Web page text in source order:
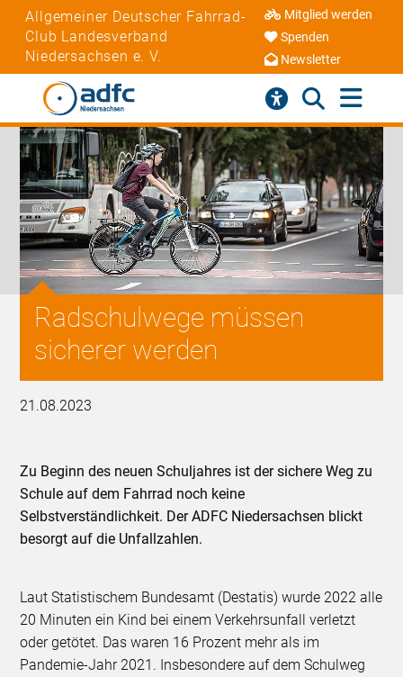
Allgemeiner Deutscher Fahrrad-
Club Landesverband
Niedersachsen e. V.
Mitglied werden
Spenden
Newsletter
Radschulwege müssen
sicherer werden
21.08.2023
Zu Beginn des neuen Schuljahres ist der sichere Weg zu
Schule auf dem Fahrrad noch keine
Selbstverständlichkeit. Der ADFC Niedersachsen blickt
besorgt auf die Unfallzahlen.
Laut Statistischem Bundesamt (Destatis) wurde 2022 alle
20 Minuten ein Kind bei einem Verkehrsunfall verletzt
oder getötet. Das waren 16 Prozent mehr als im
Pandemie-Jahr 2021. Insbesondere auf dem Schulweg